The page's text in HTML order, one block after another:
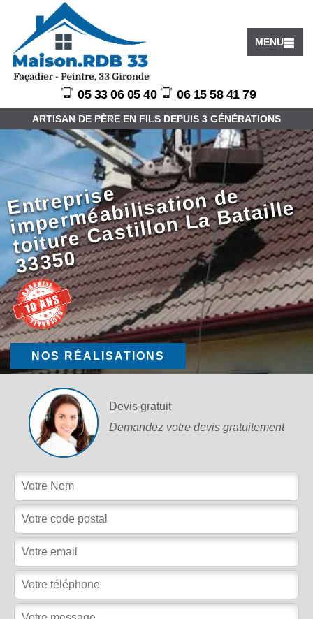
MENU
05 33 06 05 40 06 15 58 41 79
ARTISAN DE PÈRE EN FILS DEPUIS 3 GÉNÉRATIONS
E
ntr
e
pri
s
e
i
m
p
er
m
é
a
bili
s
ati
o
n
d
e
t
oit
ur
e
C
a
still
o
n
L
a
B
at
aill
e
3
3
3
5
0
NOS RÉALISATIONS
Devis gratuit
Demandez votre devis gratuitement